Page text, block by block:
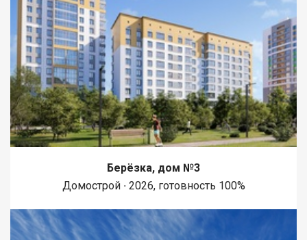
Берёзка, дом №3
Домострой ∙ 2026, готовность 100%